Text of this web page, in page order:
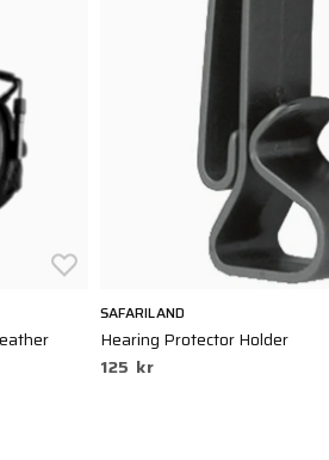
SAFARILAND
Hearing Protector Holder
125 kr